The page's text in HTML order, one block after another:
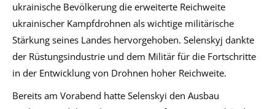
ukrainische Bevölkerung die erweiterte Reichweite
ukrainischer Kampfdrohnen als wichtige militärische
Stärkung seines Landes hervorgehoben. Selenskyj dankte
der Rüstungsindustrie und dem Militär für die Fortschritte
in der Entwicklung von Drohnen hoher Reichweite.
Bereits am Vorabend hatte Selenskyi den Ausbau